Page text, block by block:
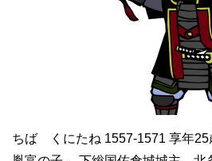
ちば くにたね 1557-1571 享年25